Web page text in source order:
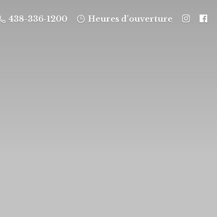
438-336-1200 Heures d'ouverture